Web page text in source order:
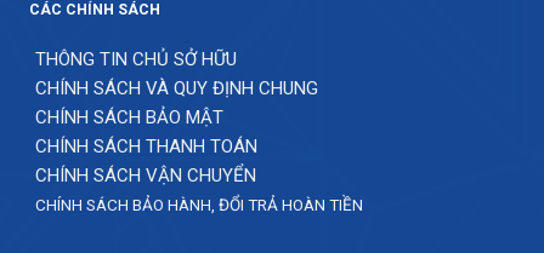
CÁC CHÍNH SÁCH
THÔNG TIN CHỦ SỞ HỮU
CHÍNH SÁCH VÀ QUY ĐỊNH CHUNG
CHÍNH SÁCH BẢO MẬT
CHÍNH SÁCH THANH TOÁN
CHÍNH SÁCH VẬN CHUYỂN
CHÍNH SÁCH BẢO HÀNH, ĐỔI TRẢ HOÀN TIỀN